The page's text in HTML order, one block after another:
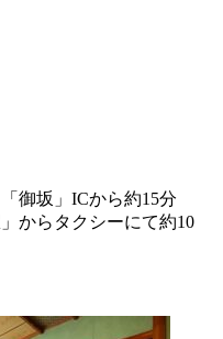
「御坂」ICから約15分
からタクシーにて約10